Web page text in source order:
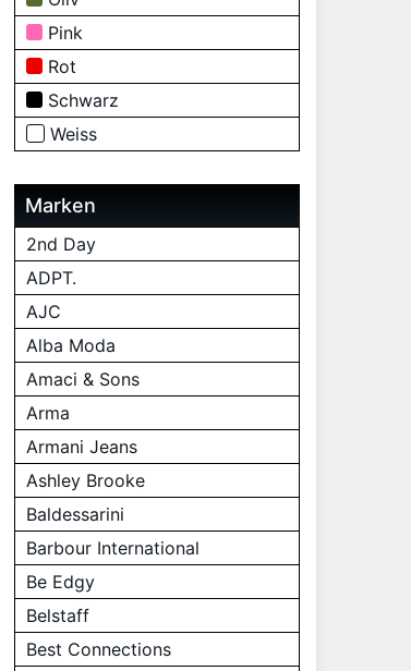
Pink
Rot
Schwarz
Weiss
Marken
2nd Day
ADPT.
AJC
Alba Moda
Amaci & Sons
Arma
Armani Jeans
Ashley Brooke
Baldessarini
Barbour International
Be Edgy
Belstaff
Best Connections